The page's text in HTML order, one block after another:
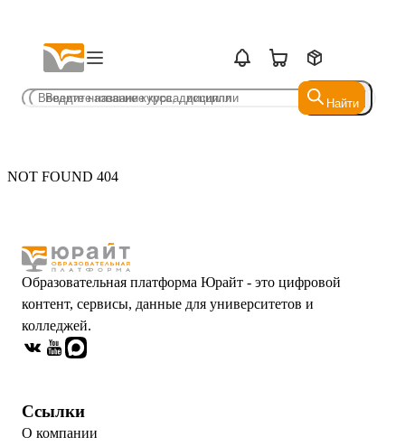
Найти
Найти
NOT FOUND 404
Образовательная платформа Юрайт - это цифровой
контент, сервисы, данные для университетов и
колледжей.
Ссылки
О компании